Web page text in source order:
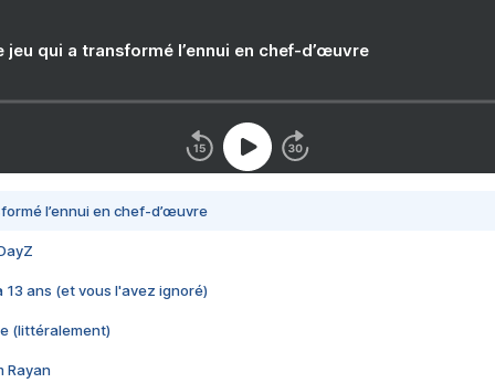
jeu qui a transformé l’ennui en chef-d’œuvre
l’ennui en chef-d’œuvre
13 ans (et vous l'avez ignoré)
(littéralement)
Rayan